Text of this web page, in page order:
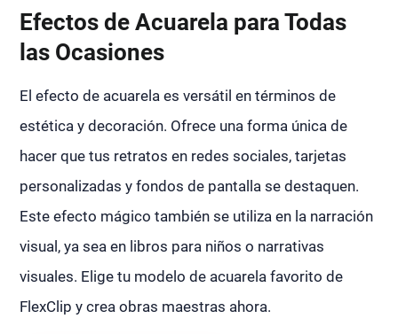
Efectos de Acuarela para Todas
las Ocasiones
El efecto de acuarela es versátil en términos de
estética y decoración. Ofrece una forma única de
hacer que tus retratos en redes sociales, tarjetas
personalizadas y fondos de pantalla se destaquen.
Este efecto mágico también se utiliza en la narración
visual, ya sea en libros para niños o narrativas
visuales. Elige tu modelo de acuarela favorito de
FlexClip y crea obras maestras ahora.